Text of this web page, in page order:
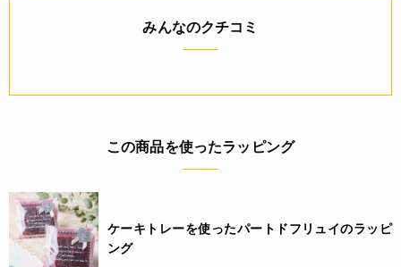
◆形態：溶断袋テープ付
◆材質：片面ヒートシールOPP30
みんなのクチコミ
この商品を使ったラッピング
ケーキトレーを使ったパートドフリュイのラッピ
ング